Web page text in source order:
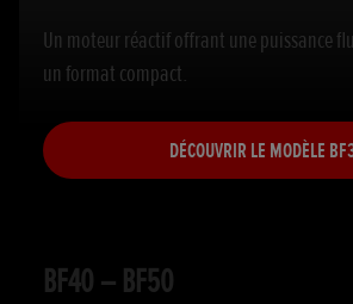
Un moteur réactif offrant une puissance
un format compact.
DÉCOUVRIR LE MODÈLE
BF40 – BF50